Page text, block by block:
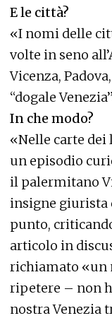
E le città?
«I nomi delle
volte in seno
Vicenza,
“dogale
In che modo?
«Nelle carte
un episodio
il palermitano
insigne giurista
punto,
articolo in
richiamato «un
ripetere – non
nostra Venezia